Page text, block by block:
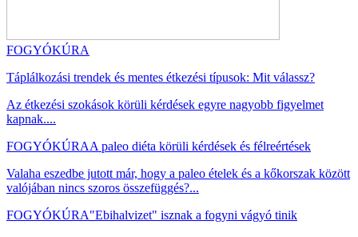
FOGYÓKÚRA
Táplálkozási trendek és mentes étkezési típusok: Mit válassz?
Az étkezési szokások körüli kérdések egyre nagyobb figyelmet
kapnak....
FOGYÓKÚRAA paleo diéta körüli kérdések és félreértések
Valaha eszedbe jutott már, hogy a paleo ételek és a kőkorszak között
valójában nincs szoros összefüggés?...
FOGYÓKÚRA"Ebihalvizet" isznak a fogyni vágyó tinik